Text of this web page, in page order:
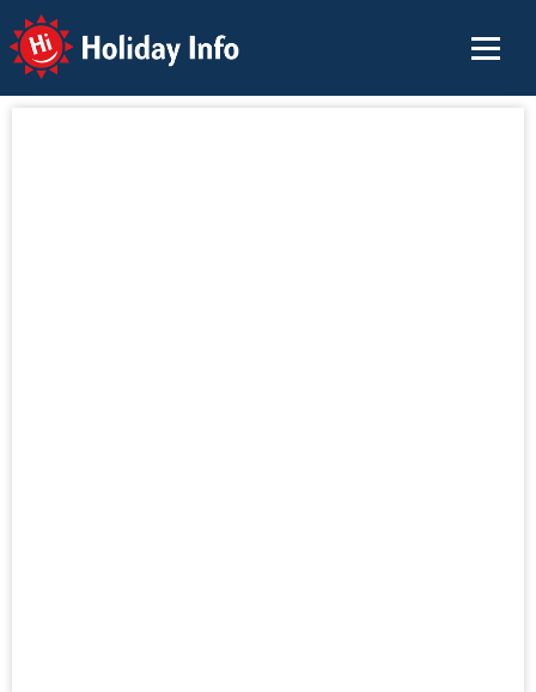
Holiday Info